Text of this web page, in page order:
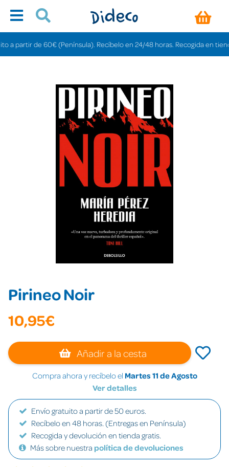
de 60€ (Península). Recíbelo en 24/48 horas. Recogida en tiendas
Pirineo Noir
10,95€
Añadir a la cesta
Compra ahora y recíbelo el Martes 11 de Agosto
Ver detalles
Envío gratuito a partir de 50 euros.
Recíbelo en 48 horas. (Entregas en Península)
Recogida y devolución en tienda gratis.
Más sobre nuestra política de devoluciones